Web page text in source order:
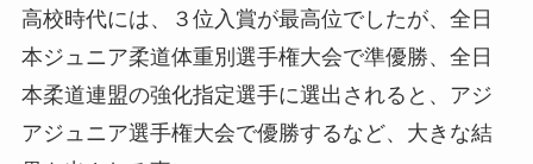
高校時代には、３位入賞が最高位でしたが、全日
本ジュニア柔道体重別選手権大会で準優勝、全日
本柔道連盟の強化指定選手に選出されると、アジ
アジュニア選手権大会で優勝するなど、大きな結